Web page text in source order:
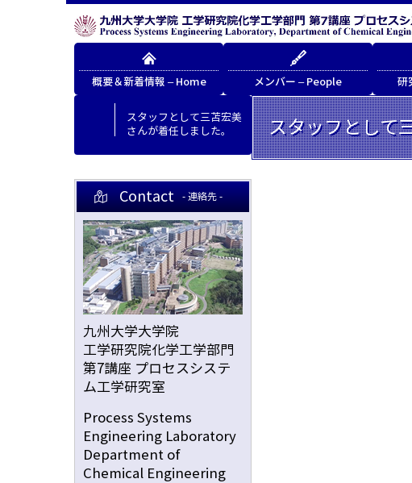
概要＆新着情報 – Home メンバー – People 研
スタッフとして三苫宏美
さんが着任しました。
Contact - 連絡先 -
九州大学大学院
工学研究院化学工学部門
第7講座 プロセスシステ
ム工学研究室
Process Systems
Engineering Laboratory
Department of
Chemical Engineering
スタッフとして